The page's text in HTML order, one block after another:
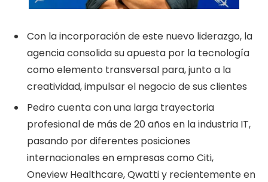
Con la incorporación de este nuevo liderazgo, la
agencia consolida su apuesta por la tecnología
como elemento transversal para, junto a la
creatividad, impulsar el negocio de sus clientes
Pedro cuenta con una larga trayectoria
profesional de más de 20 años en la industria IT,
pasando por diferentes posiciones
internacionales en empresas como Citi,
Oneview Healthcare, Qwatti y recientemente en